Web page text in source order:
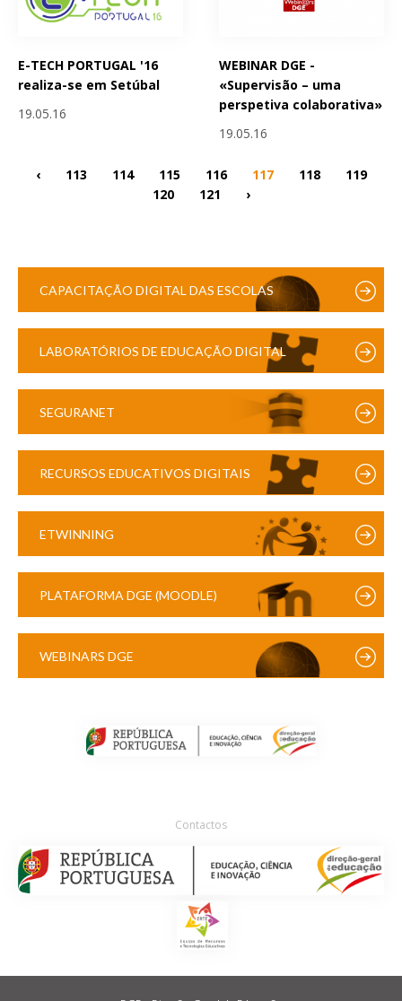
E-TECH PORTUGAL '16
realiza-se em Setúbal
19.05.16
WEBINAR DGE -
«Supervisão – uma
perspetiva colaborativa»
19.05.16
‹ 113 114 115 116 117 118
119
120
121 ›
CAPACITAÇÃO DIGITAL DAS ESCOLAS
LABORATÓRIOS DE EDUCAÇÃO DIGITAL
SEGURANET
RECURSOS EDUCATIVOS DIGITAIS
ETWINNING
PLATAFORMA DGE (MOODLE)
WEBINARS DGE
Contactos